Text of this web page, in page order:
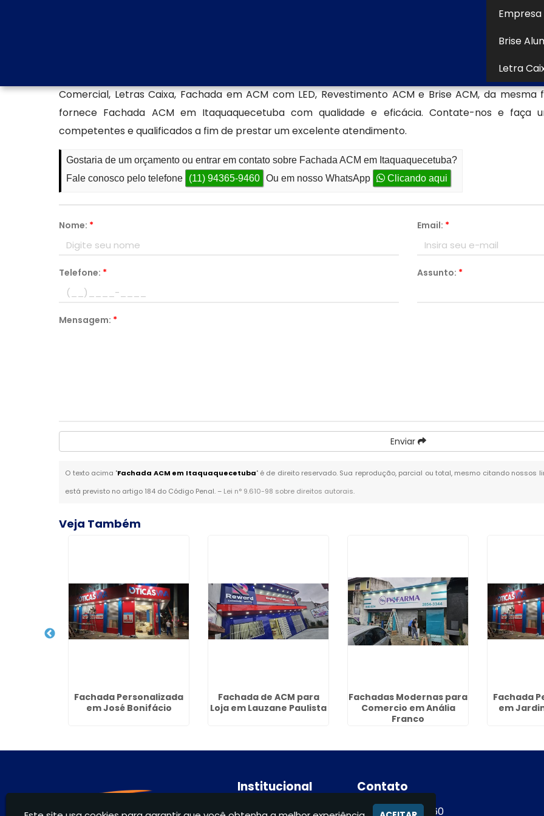
Brise
Letra
FACHADAS DE ACM/ENTRE OUTROS mais indicada pelo fato de proporcionar a excelência através
Comercial, Letras Caixa, Fachada em ACM com LED, Revestimento ACM e Brise ACM, da mesma
fornece Fachada ACM em Itaquaquecetuba com qualidade e eficácia. Contate-nos e faça
competentes e qualificados a fim de prestar um excelente atendimento.
Gostaria de um orçamento ou entrar em contato sobre Fachada ACM em Itaquaquecetuba?
Fale conosco pelo telefone
(11) 94365-9460 Ou em nosso WhatsApp Clicando aqui
Nome: * Email: *
Telefone: * Assunto: *
Mensagem: *
Enviar
O texto acima "Fachada ACM em Itaquaquecetuba" é de direito reservado. Sua reprodução, parcial ou total, mesmo citando nossos
está previsto no artigo 184 do Código Penal. – Lei n° 9.610-98 sobre direitos autorais.
Veja Também
Fachada Personalizada
em José Bonifácio
Fachada de ACM para
Loja em Lauzane Paulista
Fachadas Modernas para
Comercio em Anália
Franco
Fachada
em
Institucional
Home
Contato
(11) 94365-9460